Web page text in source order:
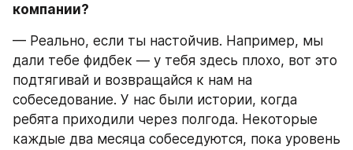
компании?
— Реально, если ты настойчив. Например, мы
дали тебе фидбек — у тебя здесь плохо, вот это
подтягивай и возвращайся к нам на
собеседование. У нас были истории, когда
ребята приходили через полгода. Некоторые
каждые два месяца собеседуются, пока уровень